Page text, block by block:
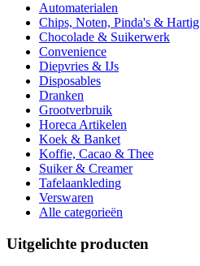
Automaterialen
Chips, Noten, Pinda's & Hartig
Chocolade & Suikerwerk
Convenience
Diepvries & IJs
Disposables
Dranken
Grootverbruik
Horeca Artikelen
Koek & Banket
Koffie, Cacao & Thee
Suiker & Creamer
Tafelaankleding
Verswaren
Alle categorieën
Uitgelichte producten